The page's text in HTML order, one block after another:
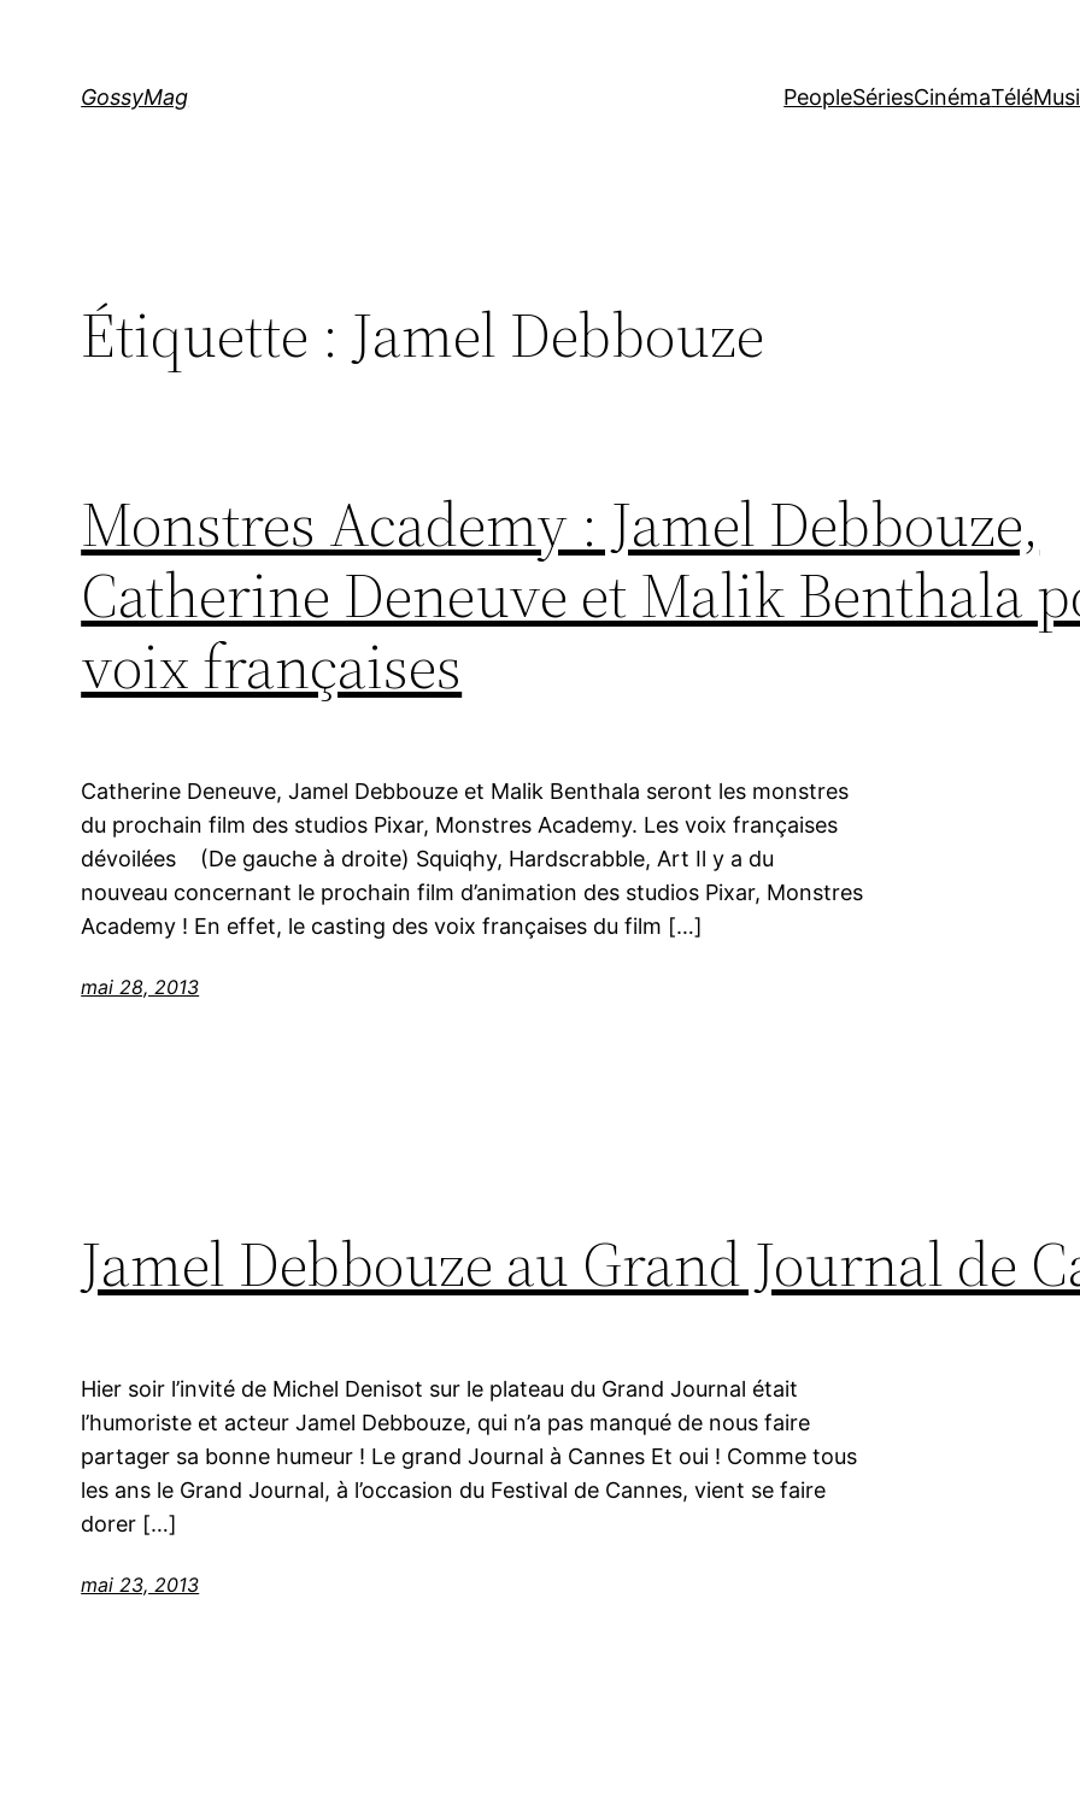
GossyMag PeopleSériesCinémaTélé
Étiquette : Jamel Debbouze
Monstres Academy : Jamel Debbouze,
Catherine Deneuve et Malik Benthala
voix françaises
Catherine Deneuve, Jamel Debbouze et Malik Benthala seront les monstres
du prochain film des studios Pixar, Monstres Academy. Les voix françaises
dévoilées (De gauche à droite) Squiqhy, Hardscrabble, Art Il y a du
nouveau concernant le prochain film d’animation des studios Pixar, Monstres
Academy ! En effet, le casting des voix françaises du film […]
mai 28, 2013
Jamel Debbouze au Grand Journal de
Hier soir l’invité de Michel Denisot sur le plateau du Grand Journal était
l’humoriste et acteur Jamel Debbouze, qui n’a pas manqué de nous faire
partager sa bonne humeur ! Le grand Journal à Cannes Et oui ! Comme tous
les ans le Grand Journal, à l’occasion du Festival de Cannes, vient se faire
dorer […]
mai 23, 2013